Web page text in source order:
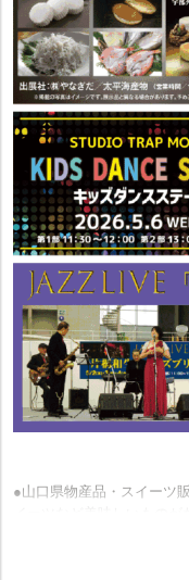
●山口県物産品・スイーツ
●キッチンカー うどん、
サイドメニューもいろいろ